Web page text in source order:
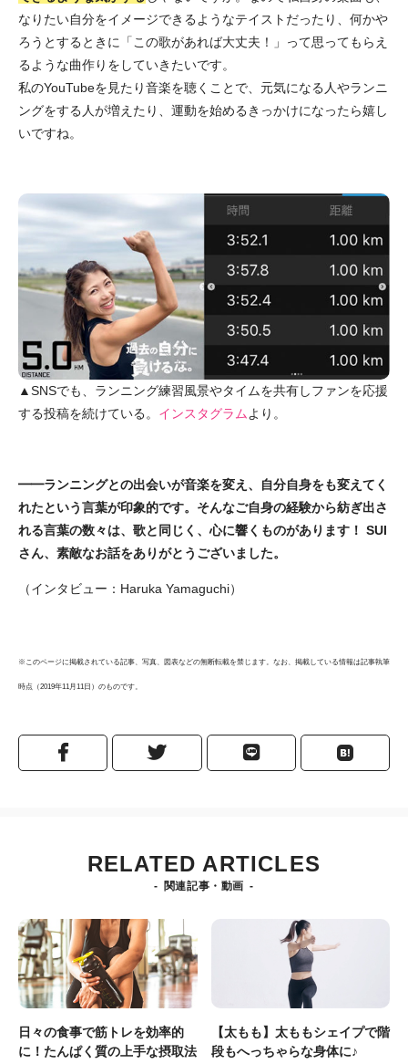
なりたい自分をイメージできるようなテイストだったり、何かや
ろうとするときに「この歌があれば大丈夫！」って思ってもらえ
るような曲作りをしていきたいです。
私のYouTubeを見たり音楽を聴くことで、元気になる人やランニ
ングをする人が増えたり、運動を始めるきっかけになったら嬉し
いですね。
▲SNSでも、ランニング練習風景やタイムを共有しファンを応援
する投稿を続けている。 インスタグラム より。
━━ランニングとの出会いが音楽を変え、自分自身をも変えてく
れたという言葉が印象的です。そんなご自身の経験から紡ぎ出さ
れる言葉の数々は、歌と同じく、心に響くものがあります！ SUI
さん、素敵なお話をありがとうございました。
（インタビュー：Haruka Yamaguchi）
※このページに掲載されている記事、写真、図表などの無断転載を禁じます。なお、掲載している情報は記事執筆
時点（2019年11月11日）のものです。
RELATED ARTICLES
関連記事・動画
日々の食事で筋トレを効率的
に！たんぱく質の上手な摂取法
【太もも】太ももシェイプで階
段もへっちゃらな身体に♪